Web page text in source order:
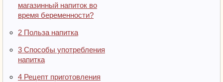
магазинный напиток во
время беременности?
2 Польза напитка
3 Способы употребления
напитка
4 Рецепт приготовления